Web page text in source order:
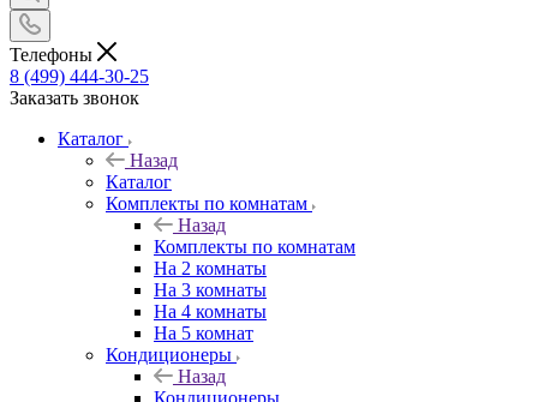
Телефоны
8 (499) 444-30-25
Заказать звонок
Каталог
Назад
Каталог
Комплекты по комнатам
Назад
Комплекты по комнатам
На 2 комнаты
На 3 комнаты
На 4 комнаты
На 5 комнат
Кондиционеры
Назад
Кондиционеры